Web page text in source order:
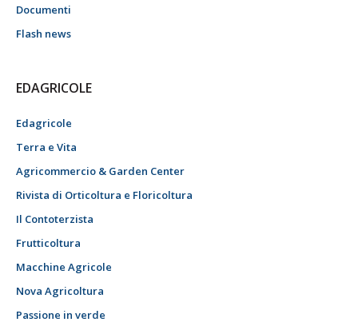
Documenti
Flash news
EDAGRICOLE
Edagricole
Terra e Vita
Agricommercio & Garden Center
Rivista di Orticoltura e Floricoltura
Il Contoterzista
Frutticoltura
Macchine Agricole
Nova Agricoltura
Passione in verde